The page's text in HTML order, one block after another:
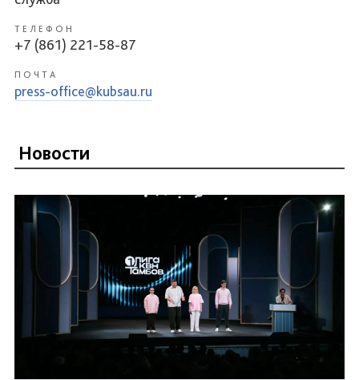
ТЕЛЕФОН
+7 (861) 221-58-87
ПОЧТА
press-office@kubsau.ru
Новости